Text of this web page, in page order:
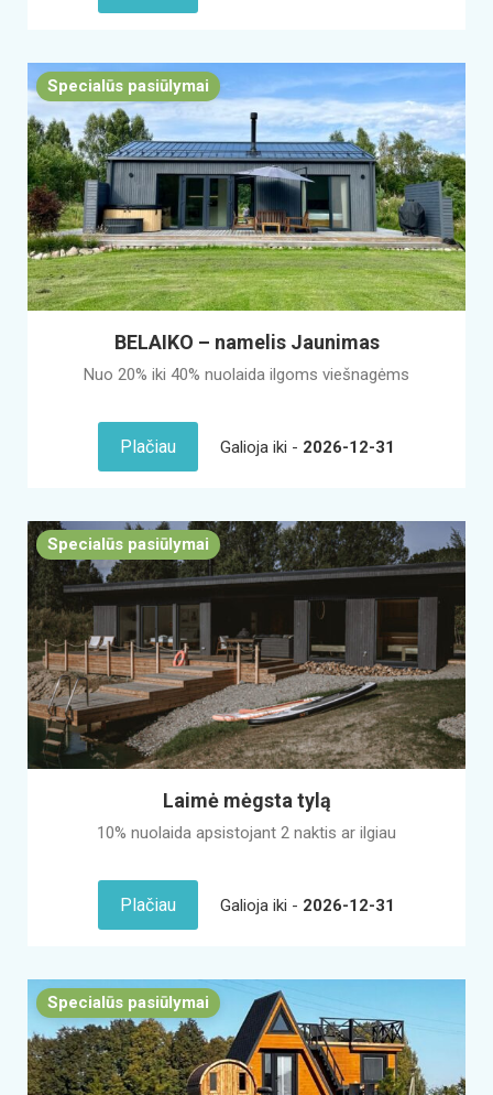
Specialūs pasiūlymai
BELAIKO – namelis Jaunimas
Nuo 20% iki 40% nuolaida ilgoms viešnagėms
Plačiau Galioja iki - 2026-12-31
Specialūs pasiūlymai
Laimė mėgsta tylą
10% nuolaida apsistojant 2 naktis ar ilgiau
Plačiau Galioja iki - 2026-12-31
Specialūs pasiūlymai